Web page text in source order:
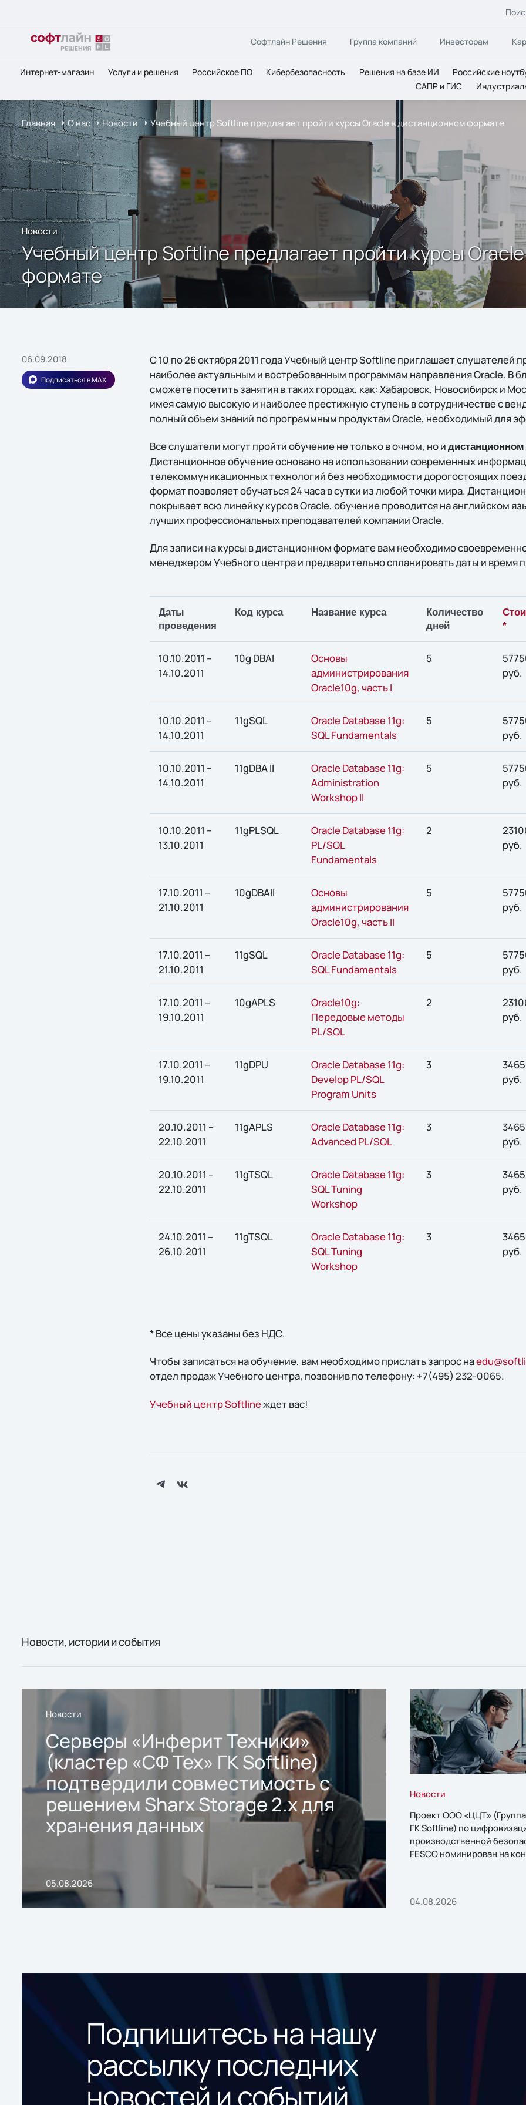
Софтлайн Решения Группа компаний Инвесторам
Интернет-магазин Услуги и решения Российское ПО Кибербезопасность Решения на базе ИИ Российские
САПР и ГИС
Главная О нас Новости Учебный центр Softline предлагает пройти курсы Oracle в дистанционном формате
Новости
Учебный центр Softline предлагает пройти курсы
формате
06.09.2018
Подписаться в MAX
С 10 по 26 октября 2011 года Учебный центр Softline приглашает слушателей
наиболее актуальным и востребованным программам направления Oracle. В
сможете посетить занятия в таких городах, как: Хабаровск, Новосибирск и
имея самую высокую и наиболее престижную ступень в сотрудничестве с
полный объем знаний по программным продуктам Oracle, необходимый для
Все слушатели могут пройти обучение не только в очном, но и
Дистанционное обучение основано на использовании современных
телекоммуникационных технологий без необходимости дорогостоящих
формат позволяет обучаться 24 часа в сутки из любой точки мира.
покрывает всю линейку курсов Oracle, обучение проводится на английском
лучших профессиональных преподавателей компании Oracle.
Для записи на курсы в дистанционном формате вам необходимо
менеджером Учебного центра и предварительно спланировать даты и время
Даты
проведения
Код курса Название курса
Количество
дней
*
10.10.2011 –
14.10.2011
10g DBAI
Основы
администрирования
Oracle10g, часть I
5
руб.
10.10.2011 –
14.10.2011
11gSQL
Oracle Database 11g:
SQL Fundamentals
5
руб.
10.10.2011 –
14.10.2011
11gDBA II
Oracle Database 11g:
Administration
Workshop II
5
руб.
10.10.2011 –
13.10.2011
11gPLSQL
Oracle Database 11g:
PL/SQL
Fundamentals
2
руб.
17.10.2011 –
21.10.2011
10gDBAII
Основы
администрирования
Oracle10g, часть II
5
руб.
17.10.2011 –
21.10.2011
11gSQL
Oracle Database 11g:
SQL Fundamentals
5
руб.
17.10.2011 –
19.10.2011
10gAPLS
Oracle10g:
Передовые методы
PL/SQL
2
руб.
17.10.2011 –
19.10.2011
11gDPU
Oracle Database 11g:
Develop PL/SQL
Program Units
3
руб.
20.10.2011 –
22.10.2011
11gAPLS
Oracle Database 11g:
Advanced PL/SQL
3
руб.
20.10.2011 –
22.10.2011
11gTSQL
Oracle Database 11g:
SQL Tuning
Workshop
3
руб.
24.10.2011 –
26.10.2011
11gTSQL
Oracle Database 11g:
SQL Tuning
Workshop
3
руб.
* Все цены указаны без НДС.
Чтобы записаться на обучение, вам необходимо прислать запрос на
отдел продаж Учебного центра, позвонив по телефону: +7(495) 232-0065.
Учебный центр Softlineждет вас!
Новости, истории и события
Новости
Серверы «Инферит Техники»
(кластер «СФ Тех» ГК Softline)
подтвердили совместимость с
решением Sharx Storage 2.x для
хранения данных
05.08.2026
Новости
Проект ООО «ЦЦТ»
ГК Softline) по
производственной
FESCO номинирован на
04.08.2026
Подпишитесь на нашу
рассылку последних
новостей и событий